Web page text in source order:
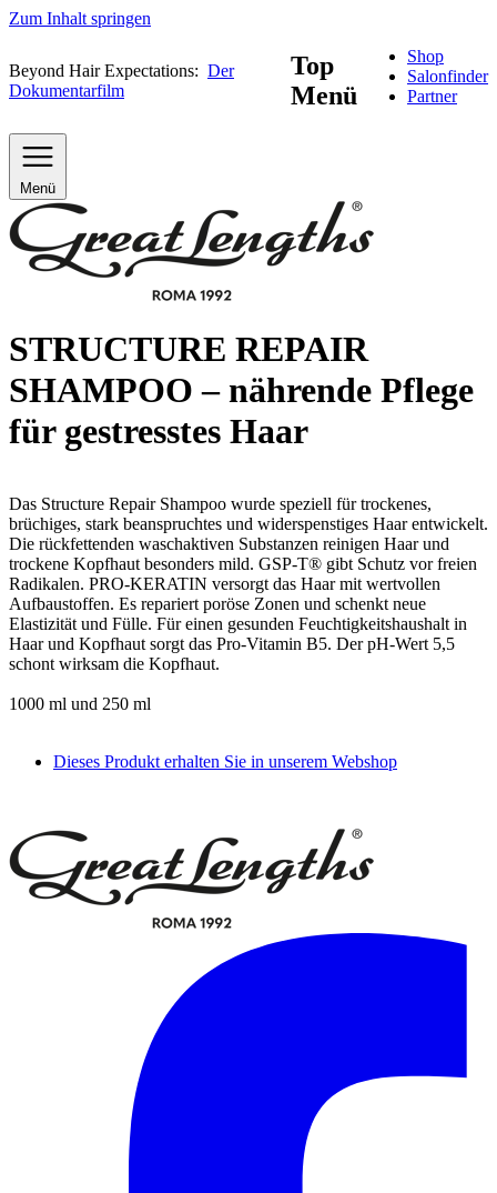
Zum Inhalt springen
Beyond Hair Expectations: Der
Dokumentarfilm
Top
Menü
Shop
Salonfinder
Partner
Menü
STRUCTURE REPAIR
SHAMPOO – nährende Pflege
für gestresstes Haar
Das Structure Repair Shampoo wurde speziell für trockenes,
brüchiges, stark beanspruchtes und widerspenstiges Haar entwickelt.
Die rückfettenden waschaktiven Substanzen reinigen Haar und
trockene Kopfhaut besonders mild. GSP-T® gibt Schutz vor freien
Radikalen. PRO-KERATIN versorgt das Haar mit wertvollen
Aufbaustoffen. Es repariert poröse Zonen und schenkt neue
Elastizität und Fülle. Für einen gesunden Feuchtigkeitshaushalt in
Haar und Kopfhaut sorgt das Pro-Vitamin B5. Der pH-Wert 5,5
schont wirksam die Kopfhaut.
1000 ml und 250 ml
Dieses Produkt erhalten Sie in unserem Webshop